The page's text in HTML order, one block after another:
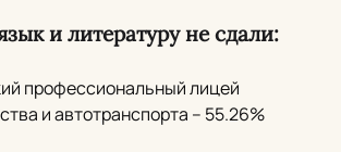
и литературу не сдали:
профессиональный лицей
и автотранспорта – 55.26%